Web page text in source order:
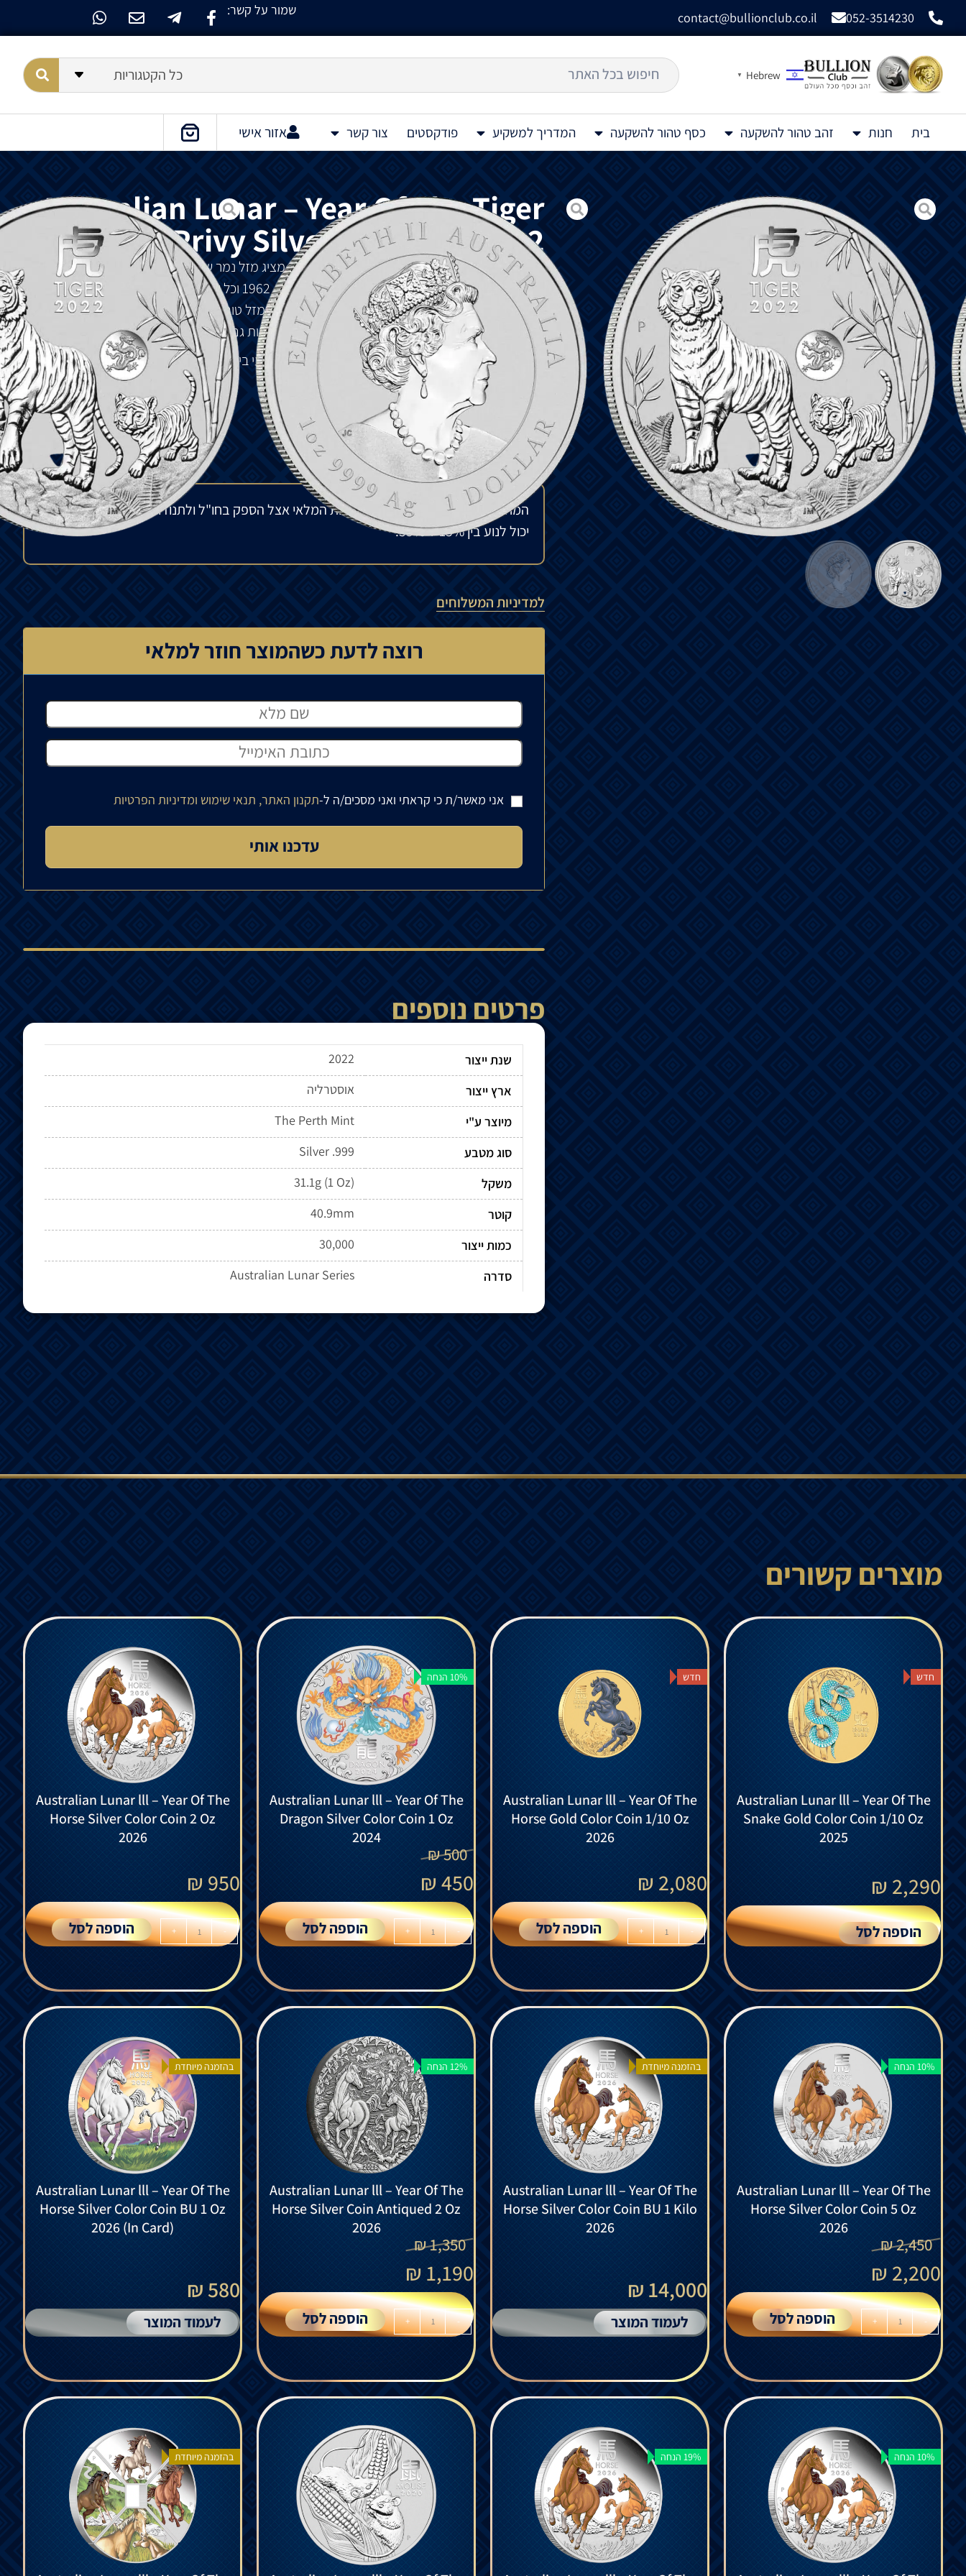
052-3514230
contact@bullionclub.co.il שמור על קשר:
Hebrew
▼ כל הקטגוריות
בית חנות זהב טהור להשקעה כסף טהור להשקעה המדריך למשקיע פודקסטים צור קשר אזור אישי
Australian Lunar – Year Of The Tiger
Dragon Privy Silver Coin 1 Oz 2022
מטבע כסף של סדרת הירח האוסטרלית III. המטבע מציג מזל נמר של לוח השנה הסיני גלגל המזלות. אלו
שנולדו במזל נמר ב-2022, 2010, 1998, 1986, 1974, 1962 וכל שנה 12 לפני כן, נחשבים לרגישים,
ומתחשבים. כמו כן, בתרבות הסינית, הדרקון מסמל כוח ומזל טוב. הנמר מייצג אומץ, נמרצות ומצטיין
כמנהיג. טיגריסים הם מאוד מוכווני הצלחה, אך יכולים להיות גם מועדים לחוסר סבלנות.
גב המטבע מציג נמר גאה המוביל את הגור שלו בשטח סלעי בין במבוק ושרכים, ומציג את התו הסיני לנמר
ואת הכיתוב TIGER 2022.
פנים המטבע מציג את המלכה אליזבת השנייה.
580
₪ להזמנה מיוחדת
המחיר עשוי להשתנות בהתאם לזמינות המלאי אצל הספק בחו"ל ולתנודות בשוק העולמי. הפער
יכול לנוע בין 15% ל-35%.
למדיניות המשלוחים
רוצה לדעת כשהמוצר חוזר למלאי
אני מאשר/ת כי קראתי ואני מסכים/ה ל-תקנון האתר, תנאי שימוש ומדיניות הפרטיות
פרטים נוספים
שנת ייצור
2022
ארץ ייצור
אוסטרליה
מיוצר ע"י
The Perth Mint
סוג מטבע
Silver .999
משקל
31.1g (1 Oz)
קוטר
40.9mm
כמות ייצור
30,000
סדרה
Australian Lunar Series
מוצרים קשורים
חדש
Australian Lunar lll – Year Of The
Snake Gold Color Coin 1/10 Oz
2025
2,290
₪
הוספה לסל
חדש
Australian Lunar lll – Year Of The
Horse Gold Color Coin 1/10 Oz
2026
2,080
₪
-
+ הוספה לסל
10% הנחה
Australian Lunar lll – Year Of The
Dragon Silver Color Coin 1 Oz
2024
500
₪
450
₪
-
+ הוספה לסל
Australian Lunar lll – Year Of The
Horse Silver Color Coin 2 Oz
2026
950
₪
-
+ הוספה לסל
10% הנחה
Australian Lunar lll – Year Of The
Horse Silver Color Coin 5 Oz
2026
2,450
₪
2,200
₪
-
+ הוספה לסל
בהזמנה מיוחדת
Australian Lunar lll – Year Of The
Horse Silver Color Coin BU 1 Kilo
2026
14,000 ₪
לעמוד המוצר
12% הנחה
Australian Lunar lll – Year Of The
Horse Silver Coin Antiqued 2 Oz
2026
1,350
₪
1,190
₪
-
+ הוספה לסל
בהזמנה מיוחדת
Australian Lunar lll – Year Of The
Horse Silver Color Coin BU 1 Oz
2026 (In Card)
580 ₪
לעמוד המוצר
10% הנחה 19% הנחה בהזמנה מיוחדת